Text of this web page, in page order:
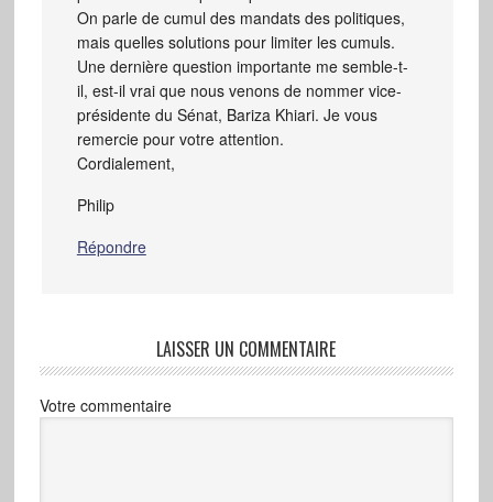
On parle de cumul des mandats des politiques,
mais quelles solutions pour limiter les cumuls.
Une dernière question importante me semble-t-
il, est-il vrai que nous venons de nommer vice-
présidente du Sénat, Bariza Khiari. Je vous
remercie pour votre attention.
Cordialement,
Philip
Répondre
LAISSER UN COMMENTAIRE
Votre commentaire